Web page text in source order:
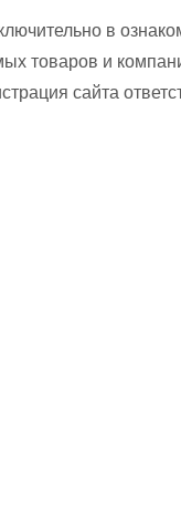
в
товаров и
сайта